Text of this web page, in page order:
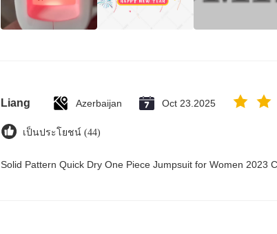
Liang Azerbaijan Oct 23.2025
เป็นประโยชน์ (44)
Solid Pattern Quick Dry One Piece Jumpsuit for Women 2023